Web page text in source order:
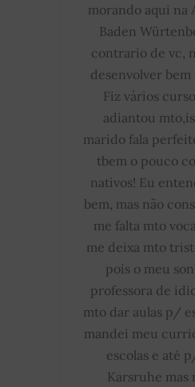
morando aqui na
Baden
contrario de vc,
desenvolver bem
Fiz vários
adiantou
marido fala
tbem o pouco
nativos! Eu
bem, mas não
me falta mto
me deixa mto
pois o meu
professora de
mto dar aulas p/
mandei meu
escolas e até
Karsruhe mas